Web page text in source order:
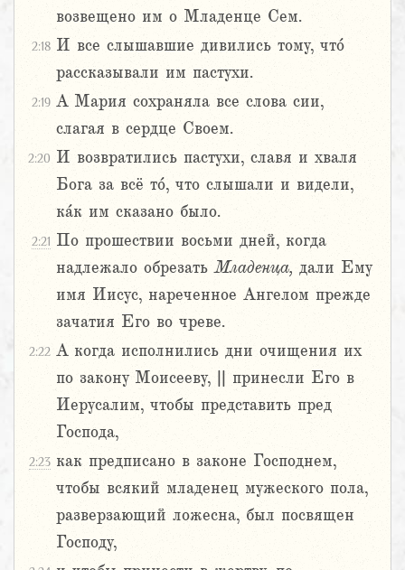
возвещено им о Младенце Сем.
2:18 И все слышавшие дивились тому, что́
рассказывали им пастухи.
2:19 А Мария сохраняла все слова сии,
слагая в сердце Своем.
2:20 И возвратились пастухи, славя и хваля
Бога за всё то́, что слышали и видели,
ка́к им сказано было.
2:21 По прошествии восьми дней, когда
надлежало обрезатьМладенца, дали Ему
имя Иисус, нареченное Ангелом прежде
зачатия Его во чреве.
2:22 А когда исполнились дни очищения их
по закону Моисееву, || принесли Его в
Иерусалим, чтобы представить пред
Господа,
2:23 как предписано в законе Господнем,
чтобы всякий младенец мужеского пола,
разверзающий ложесна, был посвящен
Господу,